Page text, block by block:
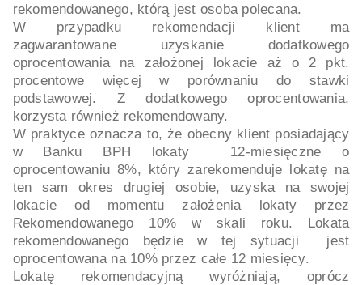
rekomendowanego, którą jest osoba polecana.
W przypadku rekomendacji klient ma
zagwarantowane uzyskanie dodatkowego
oprocentowania na założonej lokacie aż o 2 pkt.
procentowe więcej w porównaniu do stawki
podstawowej. Z dodatkowego oprocentowania,
korzysta również rekomendowany.
W praktyce oznacza to, że obecny klient posiadający
w Banku BPH lokaty 12-miesięczne o
oprocentowaniu 8%, który zarekomenduje lokatę na
ten sam okres drugiej osobie, uzyska na swojej
lokacie od momentu założenia lokaty przez
Rekomendowanego 10% w skali roku. Lokata
rekomendowanego będzie w tej sytuacji jest
oprocentowana na 10% przez całe 12 miesięcy.
Lokatę rekomendacyjną wyróżniają, oprócz